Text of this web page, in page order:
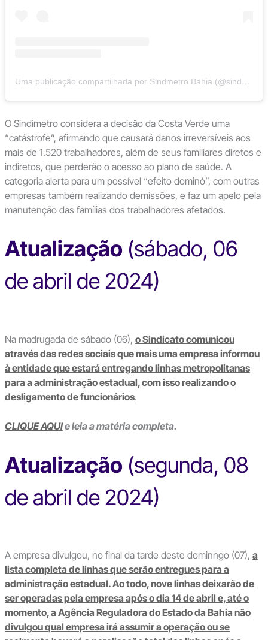
Uma publicação compartilhada por Sindmetro Bahia (@sindmetro.bahia)
O Sindimetro considera a decisão da Costa Verde uma
“catástrofe”, afirmando que causará danos irreversíveis aos
mais de 1.520 trabalhadores, além de seus familiares diretos e
indiretos, que perderão o acesso ao plano de saúde. A
categoria alerta para um possível “efeito dominó”, com outras
empresas também realizando demissões, e faz um apelo pela
manutenção das famílias dos trabalhadores afetados.
Atualização (sábado, 06
de abril de 2024)
Na madrugada de sábado (06), o Sindicato comunicou
através das redes sociais que mais uma empresa informou
à entidade que estará entregando linhas metropolitanas
para a administração estadual, com isso realizando o
desligamento de funcionários.
CLIQUE AQUIe leia a matéria completa.
Atualização (segunda, 08
de abril de 2024)
A empresa divulgou, no final da tarde deste dominngo (07), a
lista completa de linhas que serão entregues para a
administração estadual. Ao todo, nove linhas deixarão de
ser operadas pela empresa após o dia 14 de abril e, até o
momento, a Agência Reguladora do Estado da Bahia não
divulgou qual empresa irá assumir a operação ou se